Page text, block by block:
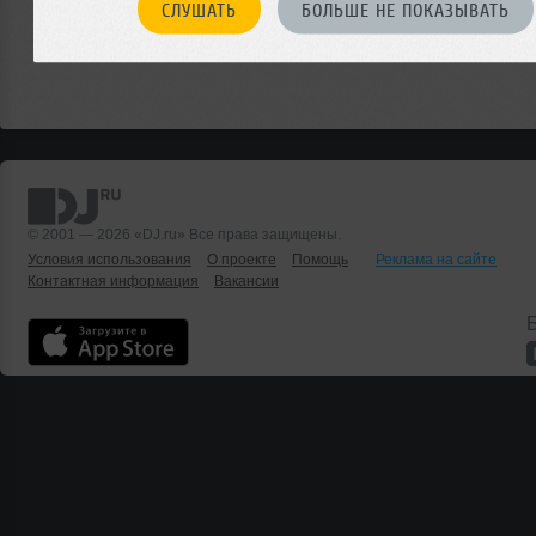
СЛУШАТЬ БОЛЬШЕ НЕ ПОКАЗЫВАТЬ
© 2001 — 2026 «DJ.ru» Все права защищены.
Условия использования
О проекте Помощь
Реклама на сайте
Контактная информация
Вакансии